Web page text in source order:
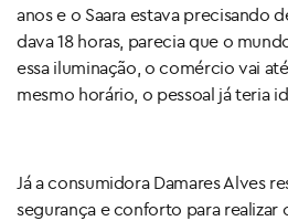
anos e o Saara estava precisando
dava 18 horas, parecia que o
essa iluminação, o comércio vai
mesmo horário, o pessoal já teria
Já a consumidora Damares Alves
segurança e conforto para